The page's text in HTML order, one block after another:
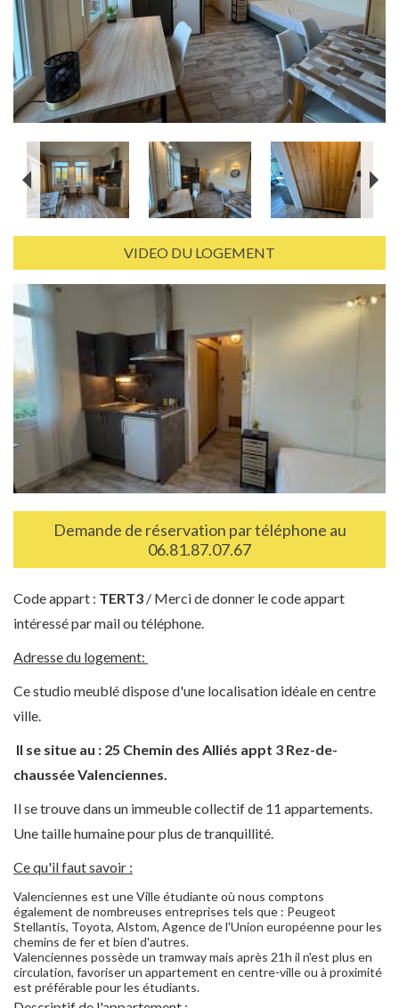
VIDEO DU LOGEMENT
Demande de réservation par téléphone au
06.81.87.07.67
Code appart : TERT3 / Merci de donner le code appart
intéressé par mail ou téléphone.
Adresse du logement:
Ce studio meublé dispose d'une localisation idéale en centre
ville.
Il se situe au : 25 Chemin des Alliés appt 3 Rez-de-
chaussée Valenciennes.
Il se trouve dans un immeuble collectif de 11 appartements.
Une taille humaine pour plus de tranquillité.
Ce qu'il faut savoir :
Valenciennes est une Ville étudiante où nous comptons
également de nombreuses entreprises tels que : Peugeot
Stellantis, Toyota, Alstom, Agence de l'Union européenne pour les
chemins de fer et bien d'autres.
Valenciennes possède un tramway mais après 21h il n'est plus en
circulation, favoriser un appartement en centre-ville ou à proximité
est préférable pour les étudiants.